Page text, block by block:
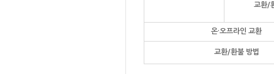
교환/
온·오프라인 교환
교환/환불 방법